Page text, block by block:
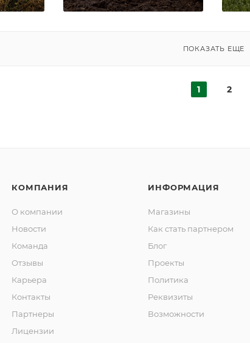
ПОКАЗАТЬ ЕЩЕ
1 2
КОМПАНИЯ
О компании
Новости
Команда
Отзывы
Карьера
Контакты
Партнеры
Лицензии
ИНФОРМАЦИЯ
Магазины
Как стать партнером
Блог
Проекты
Политика
Реквизиты
Возможности